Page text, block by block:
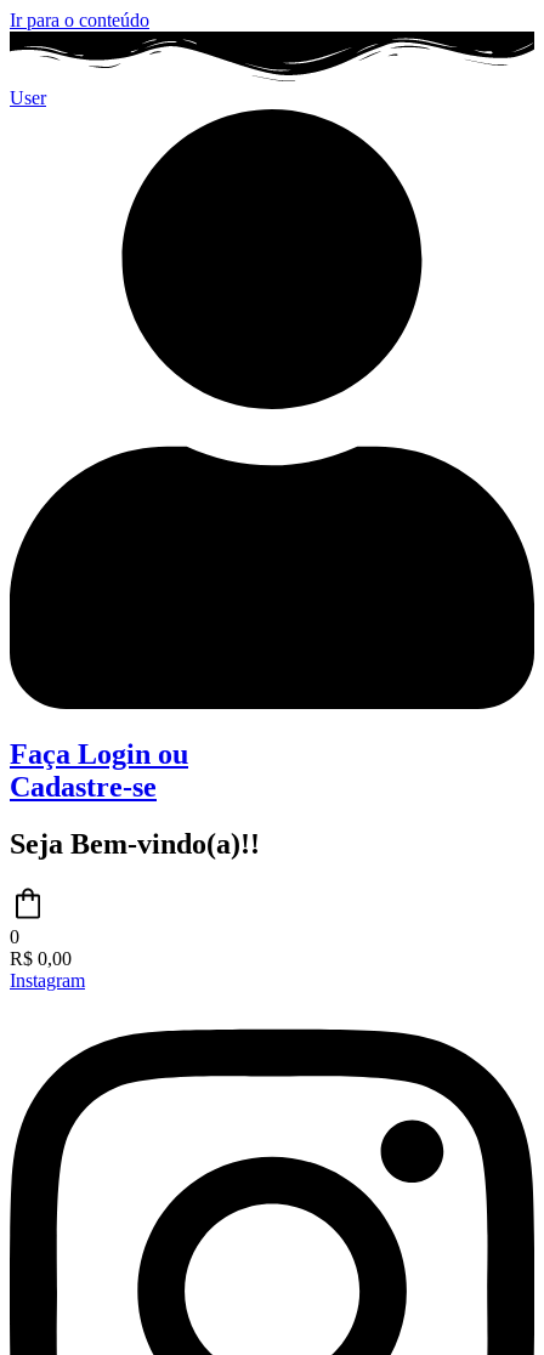
Ir para o conteúdo
User
Faça Login ou
Cadastre-se
Seja Bem-vindo(a)!!
0
R$ 0,00
Instagram